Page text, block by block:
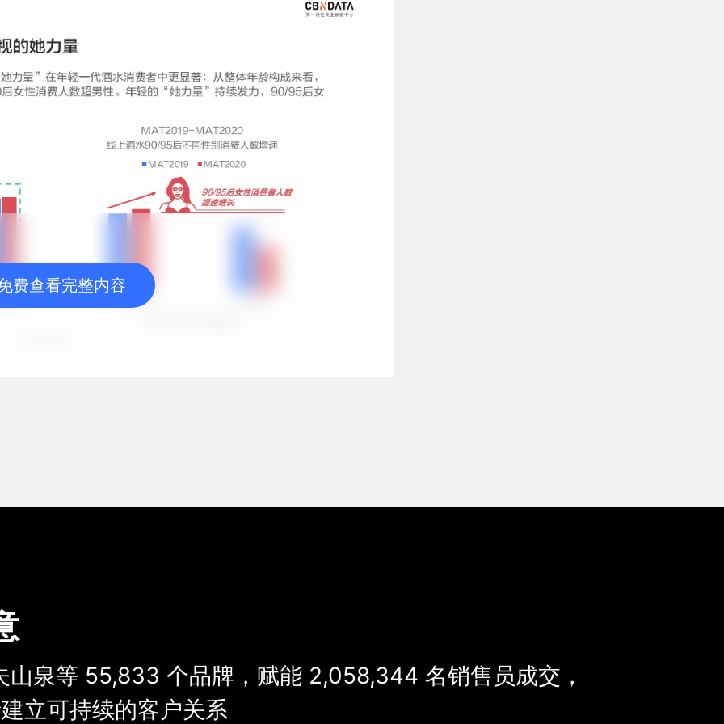
费查看完整内容
山泉等 55,833 个品牌， 赋能 2,058,344 名销售员成交，
立可持续的客户关系